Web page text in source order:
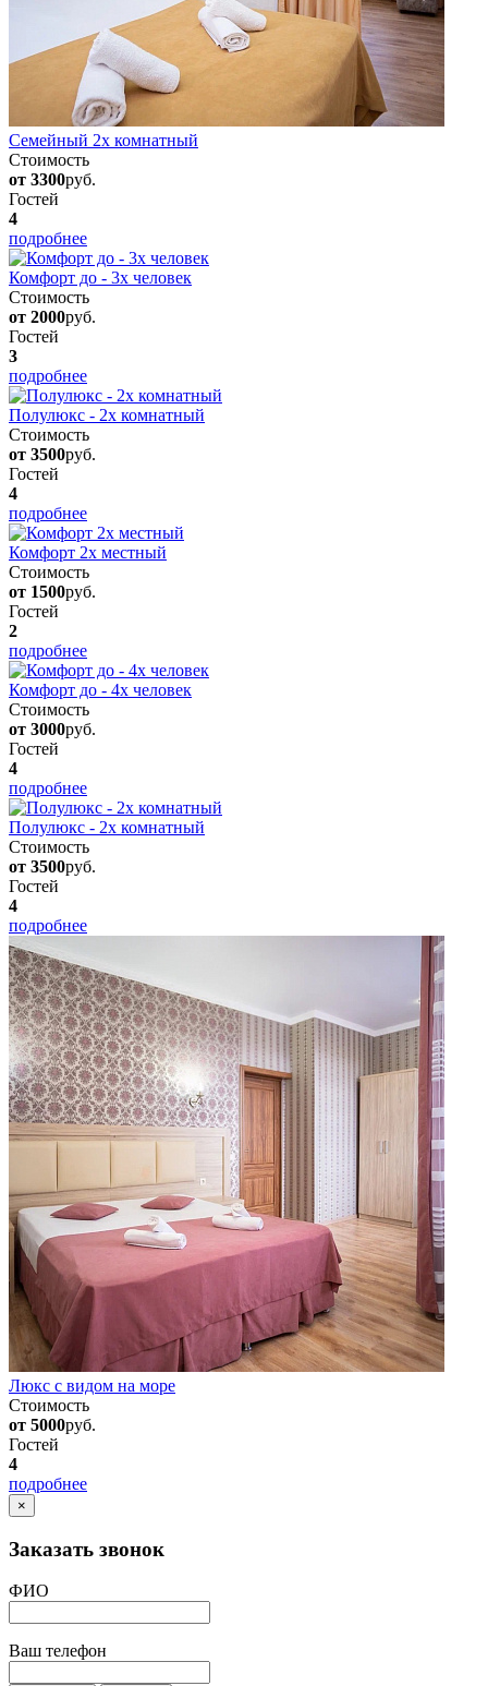
Семейный 2х комнатный
Стоимость
от 3300руб.
Гостей
4
подробнее
Комфорт до - 3х человек
Стоимость
от 2000руб.
Гостей
3
подробнее
Полулюкс - 2х комнатный
Стоимость
от 3500руб.
Гостей
4
подробнее
Комфорт 2х местный
Стоимость
от 1500руб.
Гостей
2
подробнее
Комфорт до - 4х человек
Стоимость
от 3000руб.
Гостей
4
подробнее
Полулюкс - 2х комнатный
Стоимость
от 3500руб.
Гостей
4
подробнее
Люкс с видом на море
Стоимость
от 5000руб.
Гостей
4
подробнее
×
Заказать звонок
ФИО
Ваш телефон